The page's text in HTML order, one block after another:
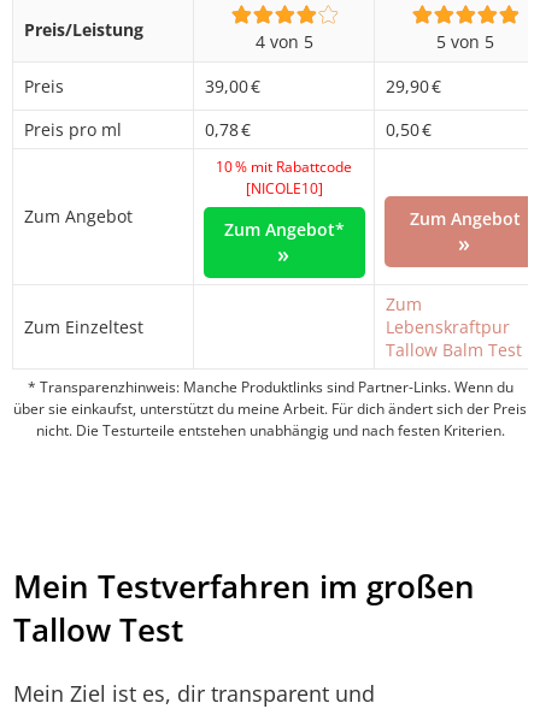
Preis/Leistung
4 von 5
5 von 5
Preis
39,00 €
29,90 €
Preis pro ml
0,78 € 0,50 €
Zum Angebot
10 % mit Rabattcode
[NICOLE10]
Zum Angebot*
»
Zum Angebot
»
Zum Einzeltest
Zum
Lebenskraftpur
Tallow Balm Test
* Transparenzhinweis: Manche Produktlinks sind Partner-Links. Wenn du
über sie einkaufst, unterstützt du meine Arbeit. Für dich ändert sich der Preis
nicht. Die Testurteile entstehen unabhängig und nach festen Kriterien.
Mein Testverfahren im großen
Tallow Test
Mein Ziel ist es, dir transparent und